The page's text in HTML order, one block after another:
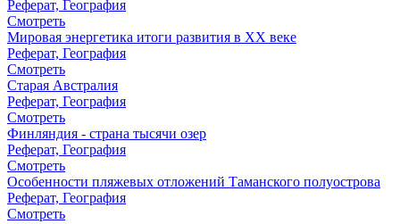
Реферат, География
Смотреть
Мировая энергетика итоги развития в XX веке
Реферат, География
Смотреть
Старая Австралия
Реферат, География
Смотреть
Финляндия - страна тысячи озер
Реферат, География
Смотреть
Особенности пляжевых отложений Таманского полуострова
Реферат, География
Смотреть